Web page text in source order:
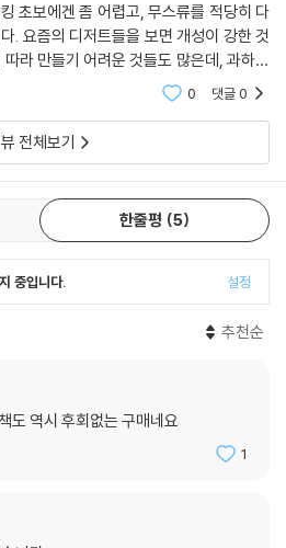
초보에겐 좀 어렵고, 무스류를 적당히 다
. 요즘의 디저트들을 보면 개성이 강한 것
라 만들기 어려운 것들도 많은데, 과하지
피케이크의 가장 큰 장점인 것 같아요. 비
0 댓글0
전체보기
한줄평 5
중입니다. 설정
추천순
도 역시 후회없는 구매네요
1